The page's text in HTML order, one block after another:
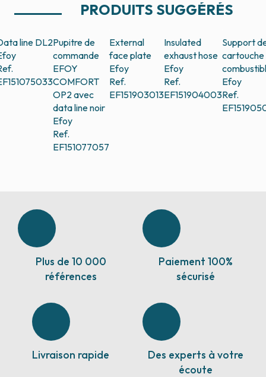
PRODUITS SUGGÉRÉS
line DL2Pupitre de
commande
EFOY
COMFORT
OP2 avec
data line noir
Efoy
Ref.
EF151077057
External
face plate
Efoy
Ref.
EF151903013
Insulated
exhaust hose
Efoy
Ref.
EF151904003
Support
cartouche
Efoy
Ref.
Plus de 10 000
références
Paiement 100%
sécurisé
Livraison rapide
Des experts à votre
écoute